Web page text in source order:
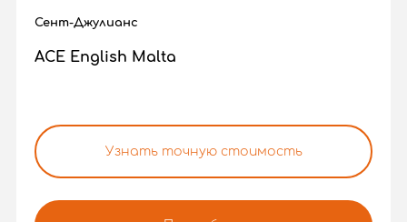
Сент-Джулианс
ACE English Malta
Узнать точную стоимость